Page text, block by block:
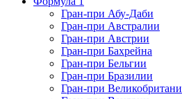
Гран-при Абу-Даби
Гран-при Австралии
Гран-при Австрии
Гран-при Бахрейна
Гран-при Бельгии
Гран-при Бразилии
Гран-при